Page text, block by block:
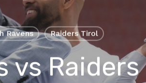
Ravens Raiders Tirol
vs